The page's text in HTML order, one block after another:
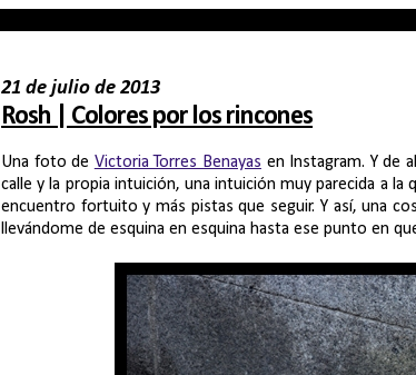
21 de julio de 2013
Rosh | Colores por los rincones
Una foto de Victoria Torres Benayas en Instagram. Y de
calle y la propia intuición, una intuición muy parecida a
encuentro fortuito y más pistas que seguir. Y así, una
llevándome de esquina en esquina hasta ese punto en